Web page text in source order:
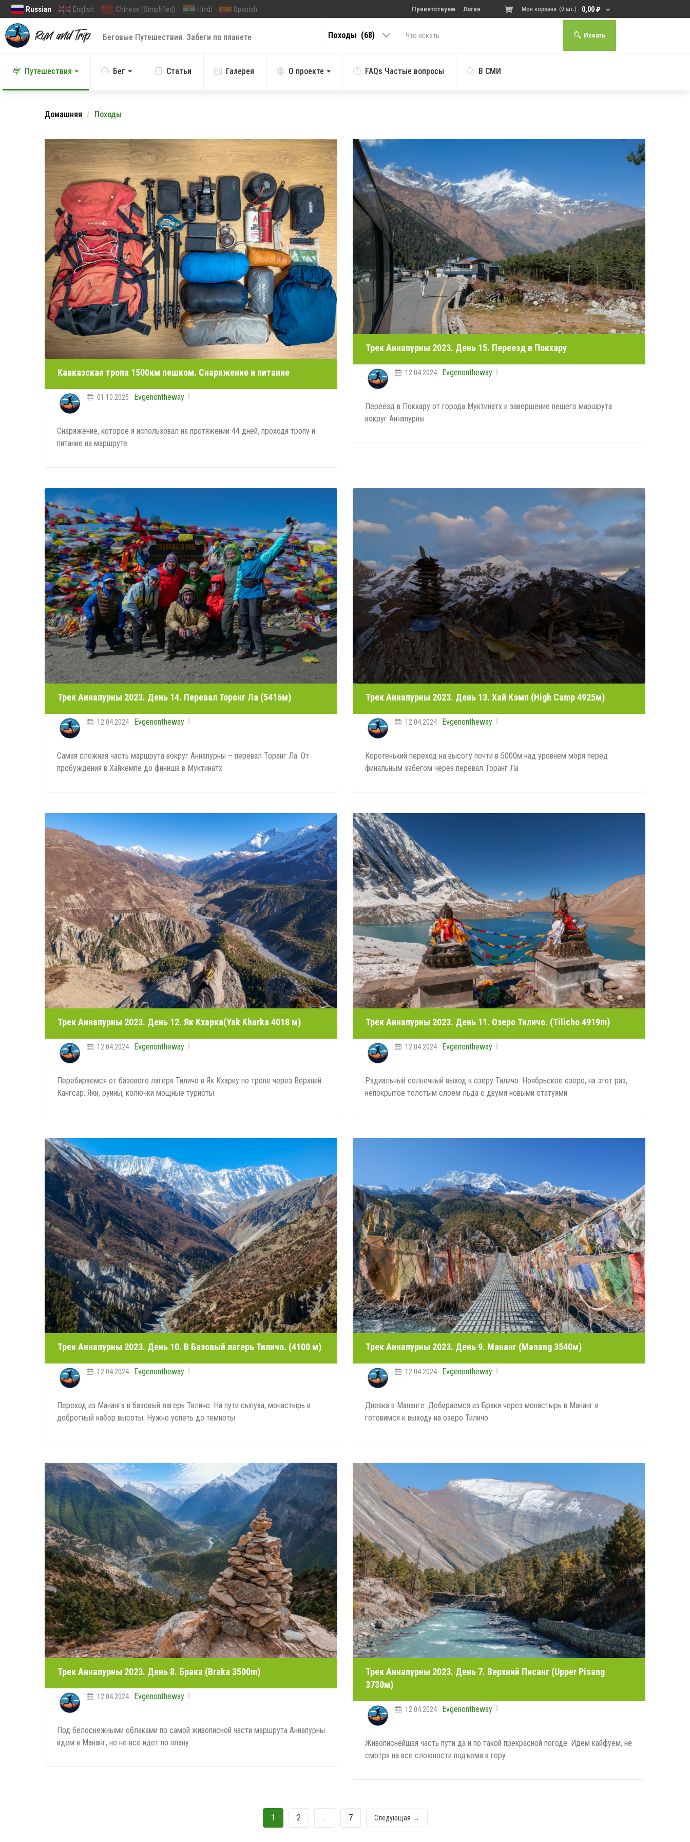
Russian English Chinese (Simplified) Hindi Spanish Приветствуем Логин Моя корзина (0 шт.) 0,00₽
Беговые Путешествия. Забеги по планете Походы (68) Искать
Путешествия Бег Статьи Галерея О проекте FAQs Частые вопросы В СМИ
Домашняя Походы
Кавказская тропа 1500км пешком. Снаряжение и питание
Evgenontheway
01.10.2025
Снаряжение, которое я использовал на протяжении 44 дней, проходя тропу и
питание на маршруте.
Трек Аннапурны 2023. День 15. Переезд в Покхару
Evgenontheway
12.04.2024
Переезд в Покхару от города Муктинатх и завершение пешего маршрута
вокруг Аннапурны
Трек Аннапурны 2023. День 14. Перевал Торонг Ла (5416м)
Evgenontheway
12.04.2024
Самая сложная часть маршрута вокруг Аннапурны – перевал Торанг Ла. От
пробуждения в Хайкемпе до финиша в Муктинатх
Трек Аннапурны 2023. День 13. Хай Кэмп (High Camp 4925м)
Evgenontheway
12.04.2024
Коротенький переход на высоту почти в 5000м над уровнем моря перед
финальным забегом через перевал Торанг Ла
Трек Аннапурны 2023. День 12. Як Кхарка(Yak Kharka 4018 м)
Evgenontheway
12.04.2024
Перебираемся от базового лагеря Тиличо в Як Кхарку по тропе через Верхний
Кангсар. Яки, руины, колючки мощные туристы
Трек Аннапурны 2023. День 11. Озеро Тиличо. (Tilicho 4919m)
Evgenontheway
12.04.2024
Радиальный солнечный выход к озеру Тиличо. Ноябрьское озеро, на этот раз,
непокрытое толстым слоем льда с двумя новыми статуями
Трек Аннапурны 2023. День 10. В Базовый лагерь Тиличо. (4100 м)
Evgenontheway
12.04.2024
Переход из Мананга в базовый лагерь Тиличо. На пути сыпуха, монастырь и
добротный набор высоты. Нужно успеть до темноты
Трек Аннапурны 2023. День 9. Мананг (Manang 3540м)
Evgenontheway
12.04.2024
Дневка в Мананге. Добираемся из Браки через монастырь в Мананг и
готовимся к выходу на озеро Тиличо
Трек Аннапурны 2023. День 8. Брака (Braka 3500m)
Evgenontheway
12.04.2024
Под белоснежными облаками по самой живописной части маршрута Аннапурны
идем в Мананг, но не все идет по плану
Трек Аннапурны 2023. День 7. Верхний Писанг (Upper Pisang
3730м)
Evgenontheway
12.04.2024
Живописнейшая часть пути да и по такой прекрасной погоде. Идем кайфуем, не
смотря на все сложности подъема в гору.
1 2 … 7 Следующая →